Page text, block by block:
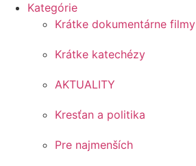
Kategórie
Krátke dokumentárne filmy
Krátke katechézy
AKTUALITY
Kresťan a politika
Pre najmenších